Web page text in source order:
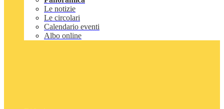
Le notizie
Le circolari
Calendario eventi
Albo online